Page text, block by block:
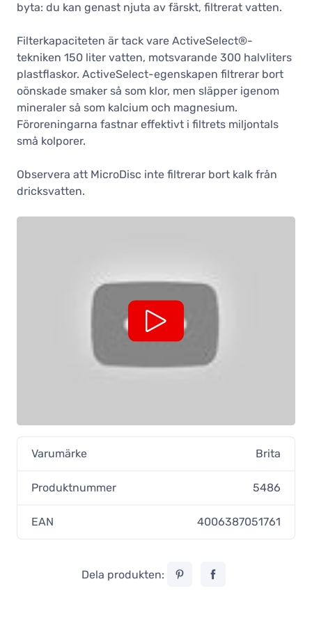
byta: du kan genast njuta av färskt, filtrerat vatten.
Filterkapaciteten är tack vare ActiveSelect®-
tekniken 150 liter vatten, motsvarande 300 halvliters
plastflaskor. ActiveSelect-egenskapen filtrerar bort
oönskade smaker så som klor, men släpper igenom
mineraler så som kalcium och magnesium.
Föroreningarna fastnar effektivt i filtrets miljontals
små kolporer.
Observera att MicroDisc inte filtrerar bort kalk från
dricksvatten.
Varumärke Brita
Produktnummer 5486
EAN 4006387051761
Dela produkten: